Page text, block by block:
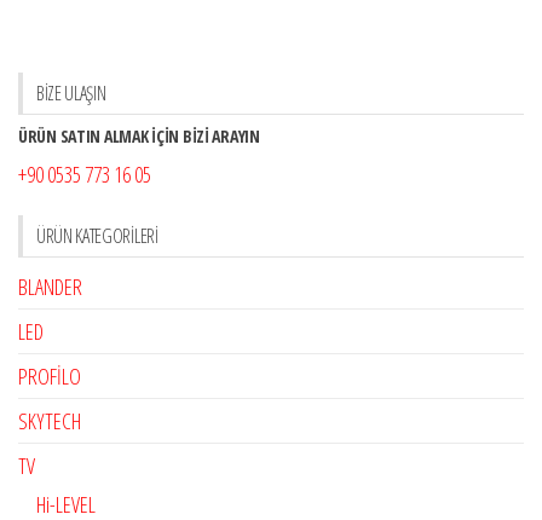
BİZE ULAŞIN
ÜRÜN SATIN ALMAK İÇİN BİZİ ARAYIN
+90 0535 773 16 05
ÜRÜN KATEGORILERI
BLANDER
LED
PROFİLO
SKYTECH
TV
Hi-LEVEL